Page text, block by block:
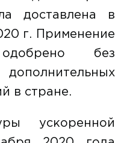
доставлена в
г. Применение
без
в стране.
ускоренной